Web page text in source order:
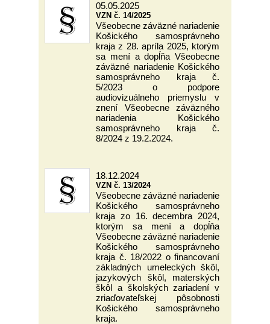
05.05.2025
VZN č. 14/2025
Všeobecne záväzné nariadenie
Košického samosprávneho
kraja z 28. apríla 2025, ktorým
sa mení a dopĺňa Všeobecne
záväzné nariadenie Košického
samosprávneho kraja č.
5/2023 o podpore
audiovizuálneho priemyslu v
znení Všeobecne záväzného
nariadenia Košického
samosprávneho kraja č.
8/2024 z 19.2.2024.
18.12.2024
VZN č. 13/2024
Všeobecne záväzné nariadenie
Košického samosprávneho
kraja zo 16. decembra 2024,
ktorým sa mení a dopĺňa
Všeobecne záväzné nariadenie
Košického samosprávneho
kraja č. 18/2022 o financovaní
základných umeleckých škôl,
jazykových škôl, materských
škôl a školských zariadení v
zriaďovateľskej pôsobnosti
Košického samosprávneho
kraja.